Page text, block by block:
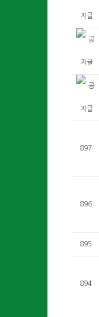
897
896
895
894